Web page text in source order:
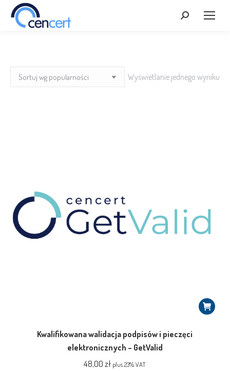
Szukaj:
Wyświetlanie jednego wyniku
Kwalifikowana walidacja podpisów i pieczęci
elektronicznych – GetValid
48,00zł plus 23% VAT